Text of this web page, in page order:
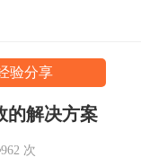
验分享
的解决方案
962 次